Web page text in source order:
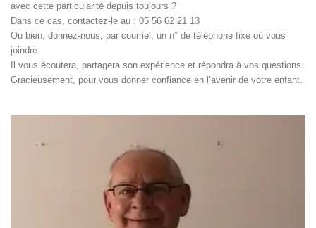
avec cette particularité depuis toujours ?
Dans ce cas, contactez-le au : 05 56 62 21 13
Ou bien, donnez-nous, par courriel, un n° de téléphone fixe où vous
joindre.
Il vous écoutera, partagera son expérience et répondra à vos questions.
Gracieusement, pour vous donner confiance en l’avenir de votre enfant.